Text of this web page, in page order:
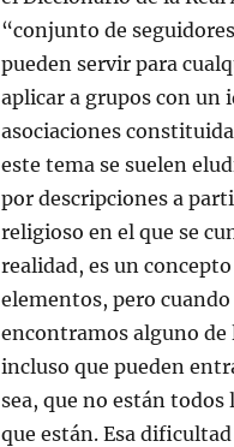
“conjunto de
pueden servir para
aplicar a grupos con un
asociaciones
este tema se suelen
por descripciones a
religioso en el que se
realidad, es un
elementos, pero
encontramos alguno de
incluso que pueden
sea, que no están todos
que están. Esa